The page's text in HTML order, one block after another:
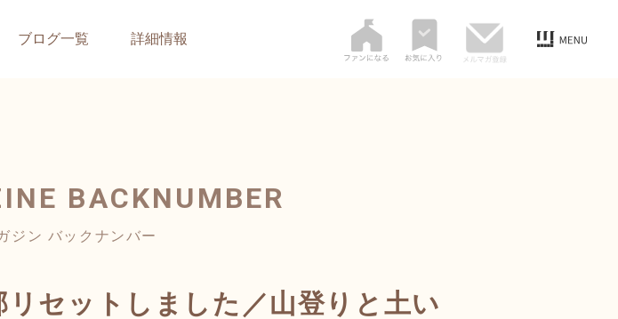
ブログ一覧 詳細情報
BACKNUMBER
ジン バックナンバー
セットしました／山登りと土い